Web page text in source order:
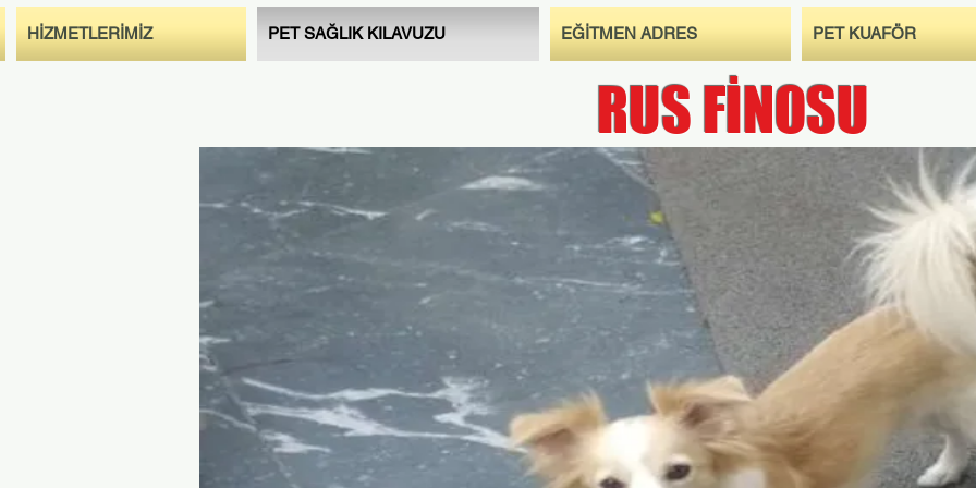
HİZMETLERİMİZ PET SAĞLIK KILAVUZU EĞİTMEN ADRES PET KUAFÖR
RUS FİNOSU